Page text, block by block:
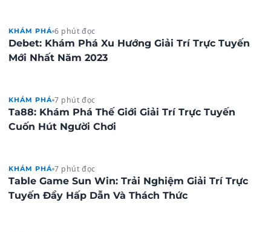
KHÁM PHÁ 6 phút đọc
Debet: Khám Phá Xu Hướng Giải Trí Trực Tuyến
Mới Nhất Năm 2023
KHÁM PHÁ 7 phút đọc
Ta88: Khám Phá Thế Giới Giải Trí Trực Tuyến
Cuốn Hút Người Chơi
KHÁM PHÁ 7 phút đọc
Table Game Sun Win: Trải Nghiệm Giải Trí Trực
Tuyến Đầy Hấp Dẫn Và Thách Thức